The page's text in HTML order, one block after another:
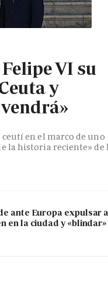
VI su
y
en el marco de uno
la historia reciente» de
ante Europa expulsar
en la ciudad y «blindar»